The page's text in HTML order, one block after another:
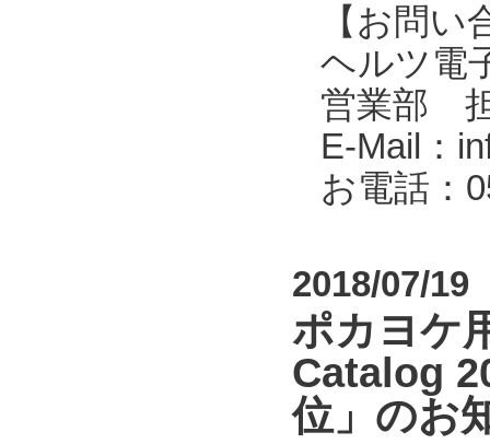
【お問い
ヘルツ電
営業部
E-Mail：
お電話：
2018/07/19
ポカヨケ
Catalog
位」のお